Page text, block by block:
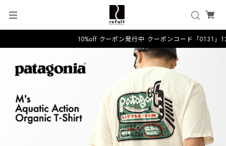
10%off クーポン発行中 クーポンコード「0131」